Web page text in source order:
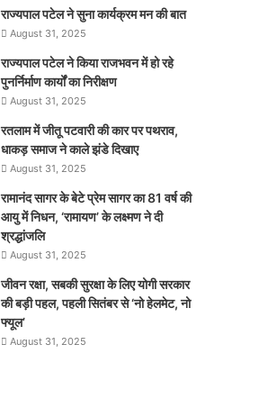
राज्यपाल पटेल ने सुना कार्यक्रम मन की बात
August 31, 2025
राज्यपाल पटेल ने किया राजभवन में हो रहे
पुनर्निर्माण कार्यों का निरीक्षण
August 31, 2025
रतलाम में जीतू पटवारी की कार पर पथराव,
धाकड़ समाज ने काले झंडे दिखाए
August 31, 2025
रामानंद सागर के बेटे प्रेम सागर का 81 वर्ष की
आयु में निधन, ‘रामायण’ के लक्ष्मण ने दी
श्रद्धांजलि
August 31, 2025
जीवन रक्षा, सबकी सुरक्षा के लिए योगी सरकार
की बड़ी पहल, पहली सितंबर से ‘नो हेलमेट, नो
फ्यूल’
August 31, 2025